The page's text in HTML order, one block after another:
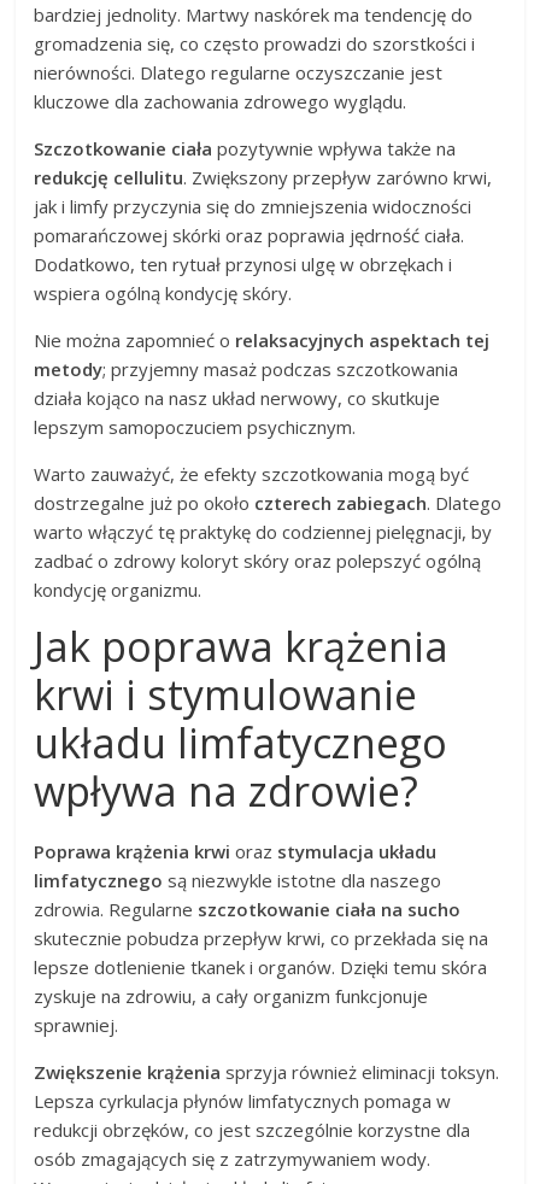
bardziej jednolity. Martwy naskórek ma tendencję do
gromadzenia się, co często prowadzi do szorstkości i
nierówności. Dlatego regularne oczyszczanie jest
kluczowe dla zachowania zdrowego wyglądu.
Szczotkowanie ciała pozytywnie wpływa także na
redukcję cellulitu. Zwiększony przepływ zarówno krwi,
jak i limfy przyczynia się do zmniejszenia widoczności
pomarańczowej skórki oraz poprawia jędrność ciała.
Dodatkowo, ten rytuał przynosi ulgę w obrzękach i
wspiera ogólną kondycję skóry.
Nie można zapomnieć o relaksacyjnych aspektach tej
metody; przyjemny masaż podczas szczotkowania
działa kojąco na nasz układ nerwowy, co skutkuje
lepszym samopoczuciem psychicznym.
Warto zauważyć, że efekty szczotkowania mogą być
dostrzegalne już po około czterech zabiegach. Dlatego
warto włączyć tę praktykę do codziennej pielęgnacji, by
zadbać o zdrowy koloryt skóry oraz polepszyć ogólną
kondycję organizmu.
Jak poprawa krążenia
krwi i stymulowanie
układu limfatycznego
wpływa na zdrowie?
Poprawa krążenia krwi oraz stymulacja układu
limfatycznego są niezwykle istotne dla naszego
zdrowia. Regularne szczotkowanie ciała na sucho
skutecznie pobudza przepływ krwi, co przekłada się na
lepsze dotlenienie tkanek i organów. Dzięki temu skóra
zyskuje na zdrowiu, a cały organizm funkcjonuje
sprawniej.
Zwiększenie krążenia sprzyja również eliminacji toksyn.
Lepsza cyrkulacja płynów limfatycznych pomaga w
redukcji obrzęków, co jest szczególnie korzystne dla
osób zmagających się z zatrzymywaniem wody.